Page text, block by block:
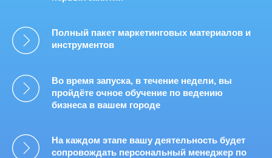
Полный пакет маркетинговых материалов и
инструментов
Во время запуска, в течение недели, вы
пройдёте очное обучение по ведению
бизнеса в вашем городе
На каждом этапе вашу деятельность будет
сопровождать персональный менеджер по